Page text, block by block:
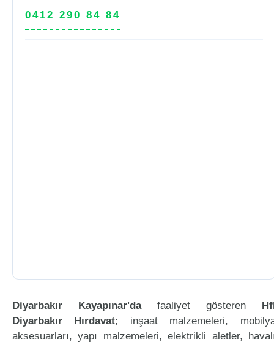
0412 290 84 84
Diyarbakır Kayapınar'dafaaliyet gösteren
Diyarbakır Hırdavat; inşaat malzemeleri,
aksesuarları, yapı malzemeleri, elektrikli aletler,